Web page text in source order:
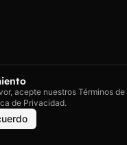
Horario de
Lunes a
16h
Viernes de 8h a
acepte nuestros Términos de
de Privacidad.